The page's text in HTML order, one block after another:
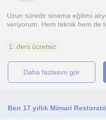
Uzun süredir sinema eğitimi
veriyorum. Hem teknik hem de
1. ders ücretsiz
daha fazlasını gör